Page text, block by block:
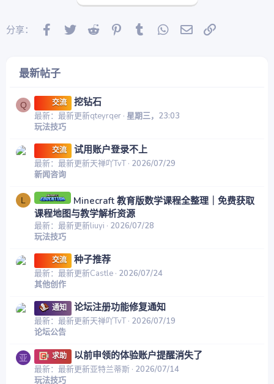
分享： Facebook
Twitter Reddit PinterestTumblr WhatsApp
邮件
最新帖子
Q 交流 挖钻石
最新：最新更新qteyrqer 星期三，23:03
玩法技巧
交流 试用账户登录不上
最新：最新更新天禅吖TvT 2026/07/29
新闻咨询
L
Minecraft 教育版数学课程全整理｜免费获取
课程地图与教学解析资源
最新：最新更新liuyi
2026/07/28
玩法技巧
交流 种子推荐
最新：最新更新Castle 2026/07/24
其他创作
通知 论坛注册功能修复通知
最新：最新更新天禅吖TvT 2026/07/19
论坛公告
亚 求助 以前申领的体验账户提醒消失了
最新：最新更新亚特兰蒂斯 2026/07/14
玩法技巧